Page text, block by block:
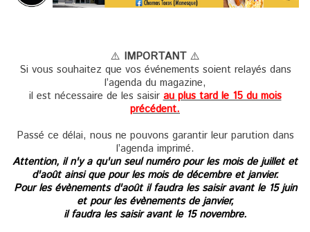
⚠️ IMPORTANT⚠️
Si vous souhaitez que vos événements soient relayés dans
l’agenda du magazine,
il est nécessaire de les saisir au plus tard le 15 du mois
précédent.
Passé ce délai, nous ne pouvons garantir leur parution dans
l’agenda imprimé.
Attention, il n'y a qu'un seul numéro pour les mois de juillet et
d'août ainsi que pour les mois de décembre et janvier.
Pour les évènements d'août il faudra les saisir avant le 15 juin
et pour les évènements de janvier,
il faudra les saisir avant le 15 novembre.